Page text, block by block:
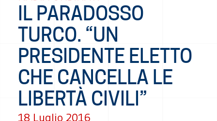
IL PARADOSSO
TURCO. “UN
PRESIDENTE ELETTO
CHE CANCELLA LE
LIBERTÀ CIVILI”
18 Luglio 2016